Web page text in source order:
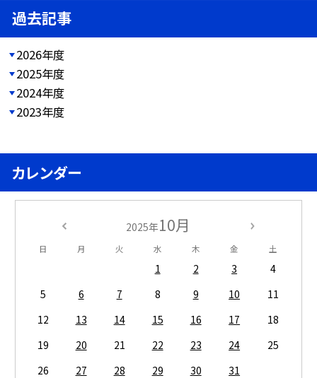
過去記事
2026年度
2025年度
2024年度
2023年度
カレンダー
2025年10月
日 月 火 水 木 金 土
1 2 3
4
5
6 7 8 9 10
11
12
13 14 15 16 17
18
19
20 21 22 23 24
25
26
27 28 29 30 31